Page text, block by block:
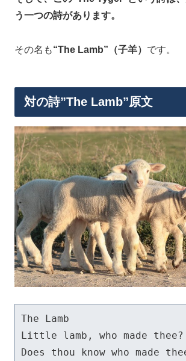
う一つの詩があります。
その名も“The Lamb”（子羊） です。
対の詩”The Lamb”原文
The Lamb
Little lamb, who made thee?
Does thou know who made